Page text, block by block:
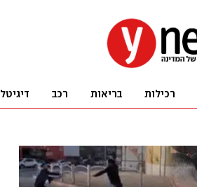
רכילות בריאות רכב דיגיטל